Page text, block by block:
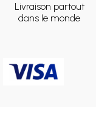
Livraison partout
dans le monde